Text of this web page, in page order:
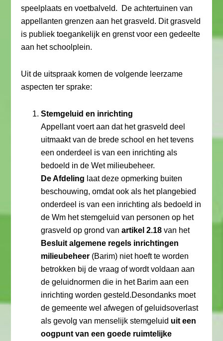
speelplaats en voetbalveld. De achtertuinen van
appellanten grenzen aan het grasveld. Dit grasveld
is publiek toegankelijk en grenst voor een gedeelte
aan het schoolplein.
Uit de uitspraak komen de volgende leerzame
aspecten ter sprake:
Stemgeluid en inrichting
Appellant voert aan dat het grasveld deel
uitmaakt van de brede school en het tevens
een onderdeel is van een inrichting als
bedoeld in de Wet milieubeheer.
De Afdeling laat deze opmerking buiten
beschouwing, omdat ook als het plangebied
onderdeel is van een inrichting als bedoeld in
de Wm het stemgeluid van personen op het
grasveld op grond vanartikel 2.18 van het
Besluit algemene regels inrichtingen
milieubeheer (Barim) niet hoeft te worden
betrokken bij de vraag of wordt voldaan aan
de geluidnormen die in het Barim aan een
inrichting worden gesteld.Desondanks moet
de gemeente wel afwegen of geluidsoverlast
als gevolg van menselijk stemgeluid uit een
oogpunt van een goede ruimtelijke